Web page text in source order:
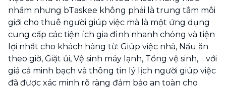
nhầm nhưng bTaskee không phải là trung tâm môi
giới cho thuê người giúp việc mà là một ứng dụng
cung cấp các tiện ích gia đình nhanh chóng và tiện
lợi nhất cho khách hàng từ: Giúp việc nhà, Nấu ăn
theo giờ, Giặt ủi, Vệ sinh máy lạnh, Tổng vệ sinh,… với
giá cả minh bạch và thông tin lý lịch người giúp việc
đã được xác minh rõ ràng đảm bảo an toàn cho